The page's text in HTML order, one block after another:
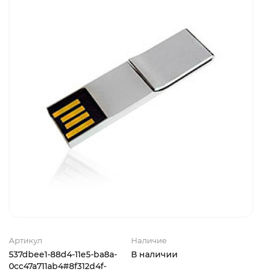
Артикул
537dbee1-88d4-11e5-ba8a-
0cc47a711ab4#8f312d4f-
Наличие
В наличии